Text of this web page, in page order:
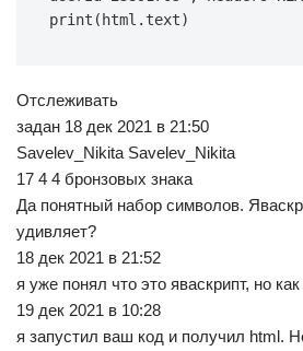
print(html.text)
Отслеживать
задан 18 дек 2021 в 21:50
Savelev_Nikita Savelev_Nikita
17 4 4 бронзовых знака
Да понятный набор символов.
удивляет?
18 дек 2021 в 21:52
я уже понял что это яваскрипт, но
19 дек 2021 в 10:28
я запустил ваш код и получил html.